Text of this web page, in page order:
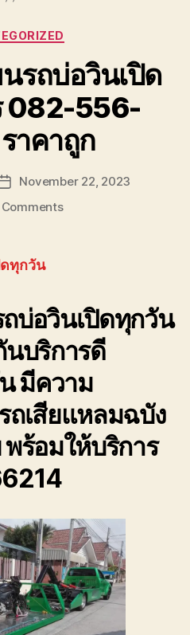
Categories
รถบ่อวินเปิด
082-556-
าคาถูก
Post
date
November 22, 2023
Commentson
วิน
เปิด
ทุก
วัน
โทร
556-
6214
ราคา
ทุกวัน
บ่อวินเปิดทุกวัน
นบริการดี
มีความ
ถเสียแหลมฉบัง
ร้อมให้บริการ